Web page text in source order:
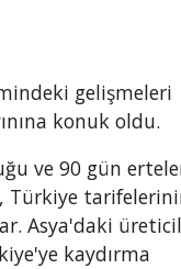
gelişmeleri
konuk oldu.
ve 90 gün
Türkiye
Asya'daki
kaydırma